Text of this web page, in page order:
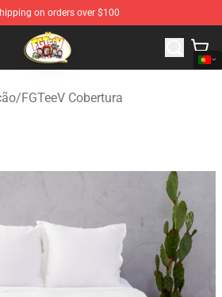
on orders over $100
FGTeeV Merchandise Shop
/FGTeeV Cobertura